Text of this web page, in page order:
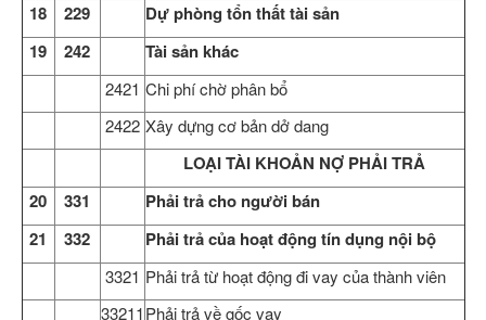
18 229
Dự phòng tổn thất tài sản
19
242 Tài sản khác
2421 Chi phí chờ phân bổ
2422 Xây dựng cơ bản dở dang
LOẠI TÀI KHOẢN NỢ PHẢI TRẢ
20
331
Phải trả cho người bán
21
332 Phải trả của hoạt động tín dụng nội bộ
3321 Phải trả từ hoạt động đi vay của thành viên
33211Phải trả về gốc vay